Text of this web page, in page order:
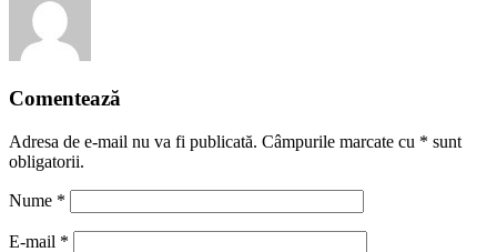
Comentează
Adresa de e-mail nu va fi publicată. Câmpurile marcate cu * sunt
obligatorii.
Nume *
E-mail *